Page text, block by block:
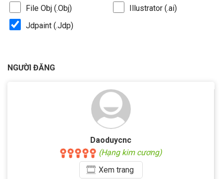
File Obj (.Obj)
Illustrator (.ai)
Jdpaint (.Jdp)
NGƯỜI ĐĂNG
Daoduycnc
(Hạng kim cương)
Xemtrang